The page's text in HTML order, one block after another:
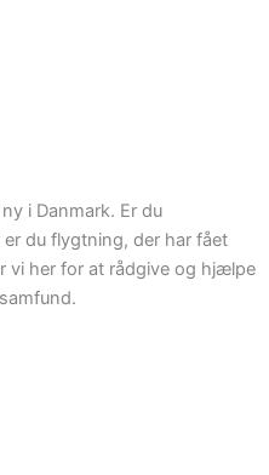
i Danmark. Er du
du flygtning, der har fået
vi her for at rådgive og hjælpe